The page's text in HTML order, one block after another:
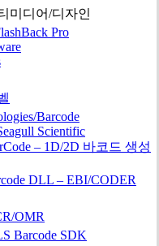
미디어/디자인
Pro
Barcode
Scientific
– 1D/2D 바코드 생성
DLL – EBI/CODER
OMR
Barcode SDK